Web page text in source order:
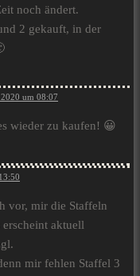
noch ändert.
2 gekauft, in der
um 08:07
wieder zu kaufen! 😀
vor, mir die Staffeln
aktuell
mir fehlen Staffel 3